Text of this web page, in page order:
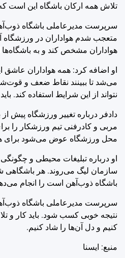
تلاش همه ارکان باشگاه این است
سرپرست مدیرعاملی باشگاه
متعجب شدم هواداران در ورزشگاه
هواداران مشخص کند و به باشگاه‌ها
او اضافه کرد: همه هواداران عاشق
می‌شد تا ببینند نقاط ضعف و
نتواند از این شرایط استفاده کند.
دادفر درباره تغییر ورزشگاه پیش
مربی و کادرفنی تیم ورزشکار را
محل ورزشگاه عوض می‌شود برای
او درباره تبلیغات محیطی و
سازمان لیگ می‌روند. هر باشگاهی
باشگاه ذوب‌آهن است را انجام
سرپرست مدیرعاملی باشگاه ذوب‌آهن
نتیجه خوبی کسب شود. باید کار و
کنیم و دل آن‌ها را شاد کنیم.
منبع: ايسنا